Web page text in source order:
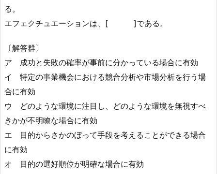
る。
エフェクチュエーションは、[ ]である。
〔解答群〕
ア 成功と失敗の確率が事前に分かっている場合に有効
イ 特定の事業機会における競合分析や市場分析を行う場
合に有効
ウ どのような環境に注目し、どのような環境を無視すべ
きかが不明瞭な場合に有効
エ 目的からさかのぼって手段を考えることができる場合
に有効
オ 目的の選好順位が明確な場合に有効